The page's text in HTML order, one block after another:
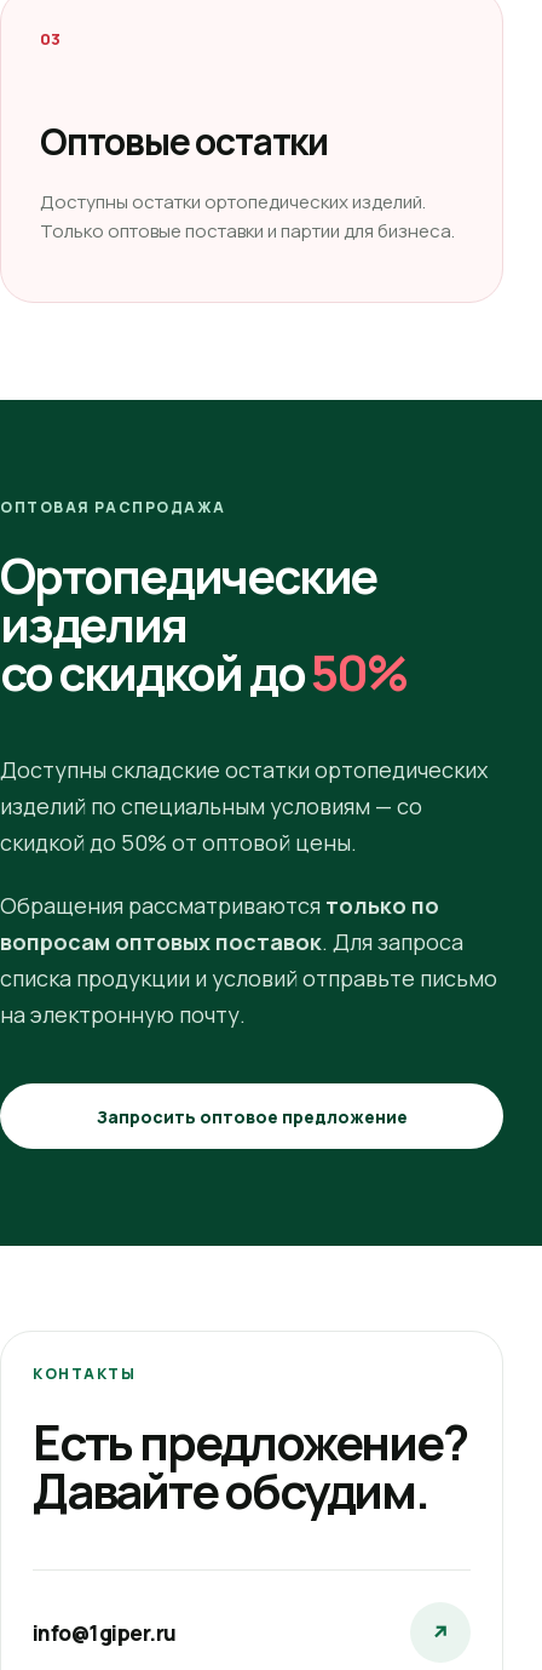
03
Оптовые остатки
Доступны остатки ортопедических изделий.
Только оптовые поставки и партии для бизнеса.
ОПТОВАЯ РАСПРОДАЖА
Ортопедические
изделия
со скидкой до50%
Доступны складские остатки ортопедических
изделий по специальным условиям — со
скидкой до 50% от оптовой цены.
Обращения рассматриваются только по
вопросам оптовых поставок. Для запроса
списка продукции и условий отправьте письмо
на электронную почту.
Запросить оптовое предложение
КОНТАКТЫ
Есть предложение?
Давайте обсудим.
info@1giper.ru ↗